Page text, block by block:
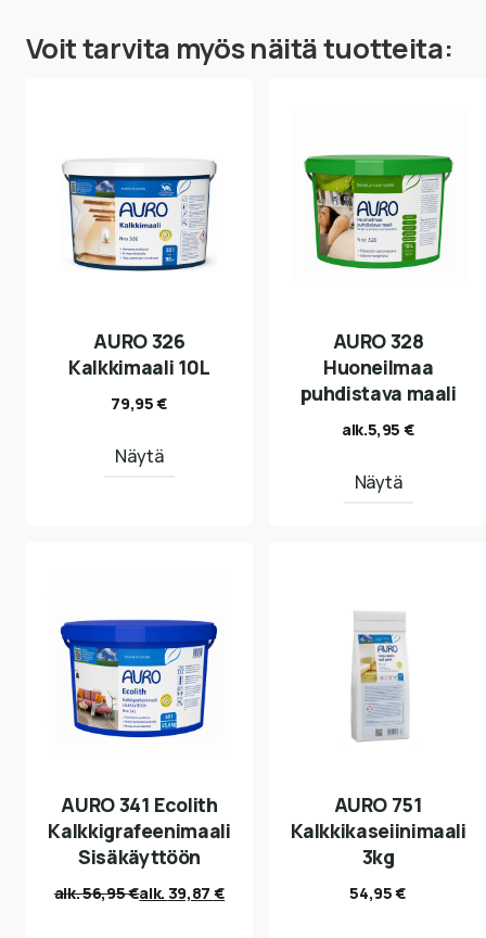
Voit tarvita myös näitä tuotteita:
AURO 326
Kalkkimaali 10L
79,95€
Näytä
AURO 328
Huoneilmaa
puhdistava maali
alk.5,95 €
Näytä
AURO 341 Ecolith
Kalkkigrafeenimaali
Sisäkäyttöön
alk.56,95€alk. 39,87 €
AURO 751
Kalkkikaseiinimaali
3kg
54,95€